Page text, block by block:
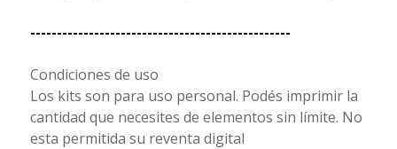
-------------------------------------------------
Condiciones de uso
Los kits son para uso personal. Podés imprimir la
cantidad que necesites de elementos sin límite. No
esta permitida su reventa digital